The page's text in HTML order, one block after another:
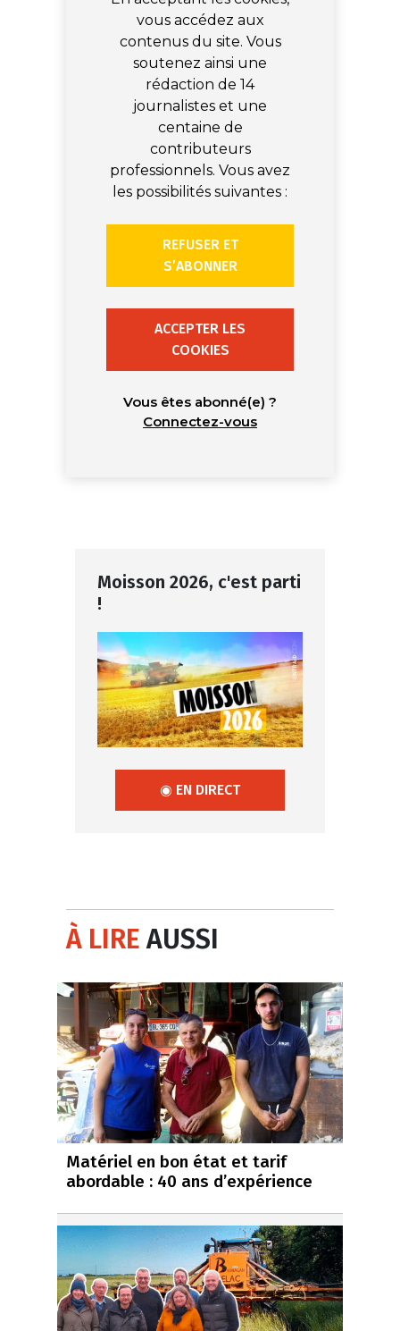
vous accédez aux
contenus du site. Vous
soutenez ainsi une
rédaction de 14
journalistes et une
centaine de
contributeurs
professionnels. Vous avez
les possibilités suivantes :
REFUSER ET
S’ABONNER
ACCEPTER LES
COOKIES
Vous êtes abonné(e) ?
Connectez-vous
Moisson 2026, c'est parti
!
◉ EN DIRECT
À LIREAUSSI
Matériel en bon état et tarif
abordable : 40 ans d’expérience